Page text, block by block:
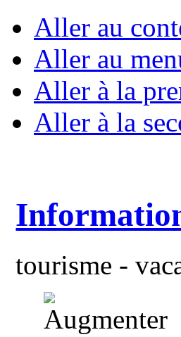
Aller au
Aller au
Aller à la
Aller à la
tourisme -